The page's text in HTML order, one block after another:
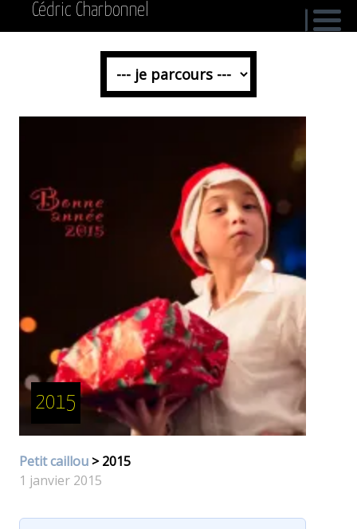
Cédric Charbonnel
2015
Petit caillou > 2015
1 janvier 2015